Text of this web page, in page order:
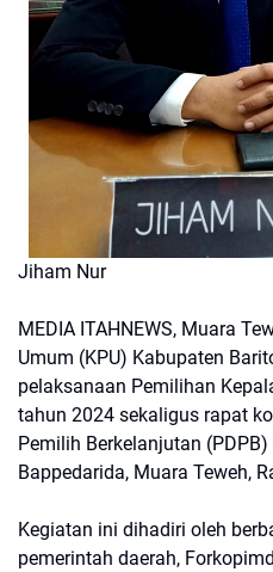
Jiham Nur
MEDIA ITAHNEWS, Muara
Umum (KPU) Kabupaten
pelaksanaan Pemilihan
tahun 2024 sekaligus rapat
Pemilih Berkelanjutan
Bappedarida, Muara Teweh,
Kegiatan ini dihadiri oleh
pemerintah daerah,